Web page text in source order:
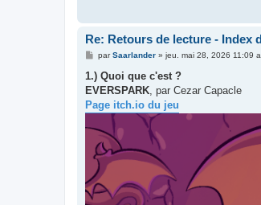
Re: Retours de lecture - Index
M
s
s
a
g
e
parSaarlander» jeu. mai 28, 2026 11:09
1.) Quoi que c'est ?
EVERSPARK , par Cezar Capacle
Page itch.io du jeu